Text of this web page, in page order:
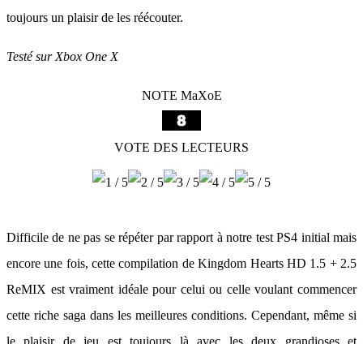
toujours un plaisir de les réécouter.
Testé sur Xbox One X
NOTE MaXoE
VOTE DES LECTEURS
Difficile de ne pas se répéter par rapport à notre test PS4 initial mais
encore une fois, cette compilation de Kingdom Hearts HD 1.5 + 2.5
ReMIX est vraiment idéale pour celui ou celle voulant commencer
cette riche saga dans les meilleures conditions. Cependant, même si
le plaisir de jeu est toujours là avec les deux grandioses et